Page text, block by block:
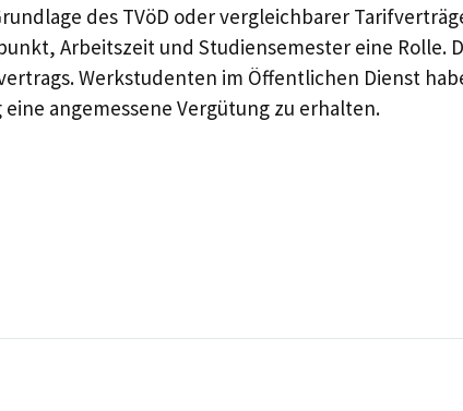
des TVöD oder vergleichbarer
Arbeitszeit und Studiensemester eine Rolle.
Werkstudenten im Öffentlichen Dienst
angemessene Vergütung zu erhalten.